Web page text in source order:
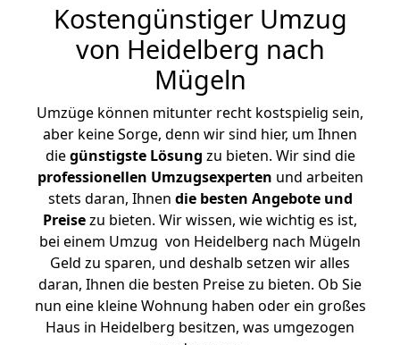
Kostengünstiger Umzug
von Heidelberg nach
Mügeln
Umzüge können mitunter recht kostspielig sein,
aber keine Sorge, denn wir sind hier, um Ihnen
diegünstigste Lösung zu bieten. Wir sind die
professionellen Umzugsexperten und arbeiten
stets daran, Ihnen die besten Angebote und
Preisezu bieten. Wir wissen, wie wichtig es ist,
bei einem Umzug von Heidelberg nach Mügeln
Geld zu sparen, und deshalb setzen wir alles
daran, Ihnen die besten Preise zu bieten. Ob Sie
nun eine kleine Wohnung haben oder ein großes
Haus in Heidelberg besitzen, was umgezogen